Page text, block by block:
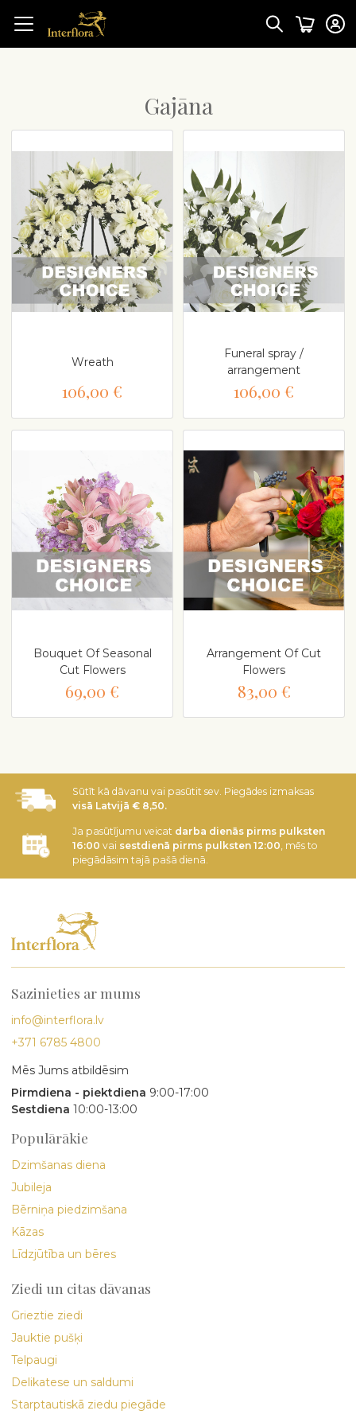
Gajāna
Wreath
106,00 €
Funeral spray /
arrangement
106,00 €
Bouquet Of Seasonal
Cut Flowers
69,00 €
Arrangement Of Cut
Flowers
83,00 €
Sūtīt kā dāvanu vai pasūtit sev. Piegādes izmaksas
visā Latvijā € 8,50.
Ja pasūtījumu veicat darba dienās pirms pulksten
16:00 vai sestdienā pirms pulksten 12:00, mēs to
piegādāsim tajā pašā dienā.
Sazinieties ar mums
info@interflora.lv
+371 6785 4800
Mēs Jums atbildēsim
Pirmdiena - piektdiena 9:00-17:00
Sestdiena 10:00-13:00
Populārākie
Dzimšanas diena
Jubileja
Bērniņa piedzimšana
Kāzas
Līdzjūtība un bēres
Ziedi un citas dāvanas
Grieztie ziedi
Jauktie pušķi
Telpaugi
Delikatese un saldumi
Starptautiskā ziedu piegāde